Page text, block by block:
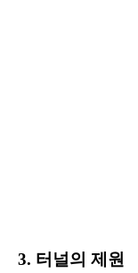
3. 터널의 제원